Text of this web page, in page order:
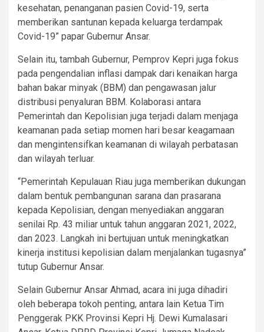
kesehatan, penanganan pasien Covid-19, serta
memberikan santunan kepada keluarga terdampak
Covid-19” papar Gubernur Ansar.
Selain itu, tambah Gubernur, Pemprov Kepri juga fokus
pada pengendalian inflasi dampak dari kenaikan harga
bahan bakar minyak (BBM) dan pengawasan jalur
distribusi penyaluran BBM. Kolaborasi antara
Pemerintah dan Kepolisian juga terjadi dalam menjaga
keamanan pada setiap momen hari besar keagamaan
dan mengintensifkan keamanan di wilayah perbatasan
dan wilayah terluar.
“Pemerintah Kepulauan Riau juga memberikan dukungan
dalam bentuk pembangunan sarana dan prasarana
kepada Kepolisian, dengan menyediakan anggaran
senilai Rp. 43 miliar untuk tahun anggaran 2021, 2022,
dan 2023. Langkah ini bertujuan untuk meningkatkan
kinerja institusi kepolisian dalam menjalankan tugasnya”
tutup Gubernur Ansar.
Selain Gubernur Ansar Ahmad, acara ini juga dihadiri
oleh beberapa tokoh penting, antara lain Ketua Tim
Penggerak PKK Provinsi Kepri Hj. Dewi Kumalasari